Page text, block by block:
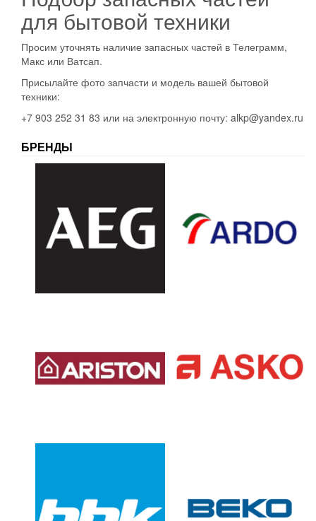
для бытовой техники
Просим уточнять наличие запасных частей в Телеграмм,
Макс или Ватсап.
Присылайте фото запчасти и модель вашей бытовой
техники:
+7 903 252 31 83 или на электронную почту: alkp@yandex.ru
БРЕНДЫ